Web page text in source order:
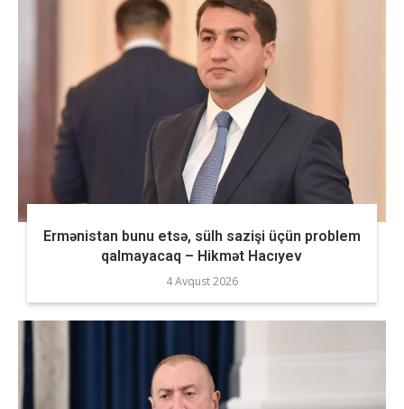
Ermənistan bunu etsə, sülh sazişi üçün problem
qalmayacaq – Hikmət Hacıyev
4 Avqust 2026